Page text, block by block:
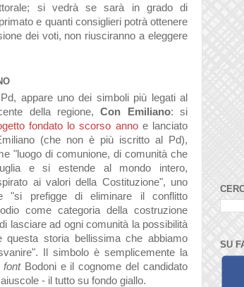
si vedrà se sarà in grado di
e quanti consiglieri potrà ottenere
dei voti, non riusciranno a eleggere
appare uno dei simboli più legati al
della regione,Con Emiliano: si
fondato lo scorso annoe lanciato
(che non è più iscritto al Pd),
"luogo di comunione, di comunità che
e si estende al mondo intero,
ai valori della Costituzione", uno
"si prefigge di eliminare il conflitto
come categoria della costruzione
lasciare ad ogni comunità la possibilità
storia bellissima che abbiamo
Il simbolo è semplicemente la
fontBodoni e il cognome del candidato
- il tutto su fondo giallo.
SU